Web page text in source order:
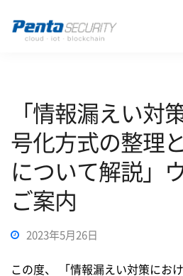
「情報漏えい対
号化方式の整理
について解説」
ご案内
2023年5月26日
この度、 「情報漏えい対策にお